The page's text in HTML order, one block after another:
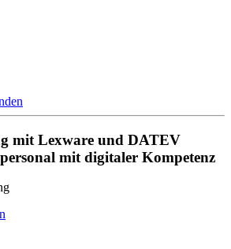
mit Lexware und DATEV
mit digitaler Kompetenz